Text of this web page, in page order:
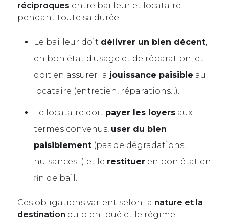
réciproques entre bailleur et locataire
pendant toute sa durée :
Le bailleur doit délivrer un bien décent,
en bon état d'usage et de réparation, et
doit en assurer la jouissance paisible au
locataire (entretien, réparations...).
Le locataire doit payer les loyers aux
termes convenus, user du bien
paisiblement (pas de dégradations,
nuisances...) et le restituer en bon état en
fin de bail.
Ces obligations varient selon la nature et la
destination du bien loué et le régime